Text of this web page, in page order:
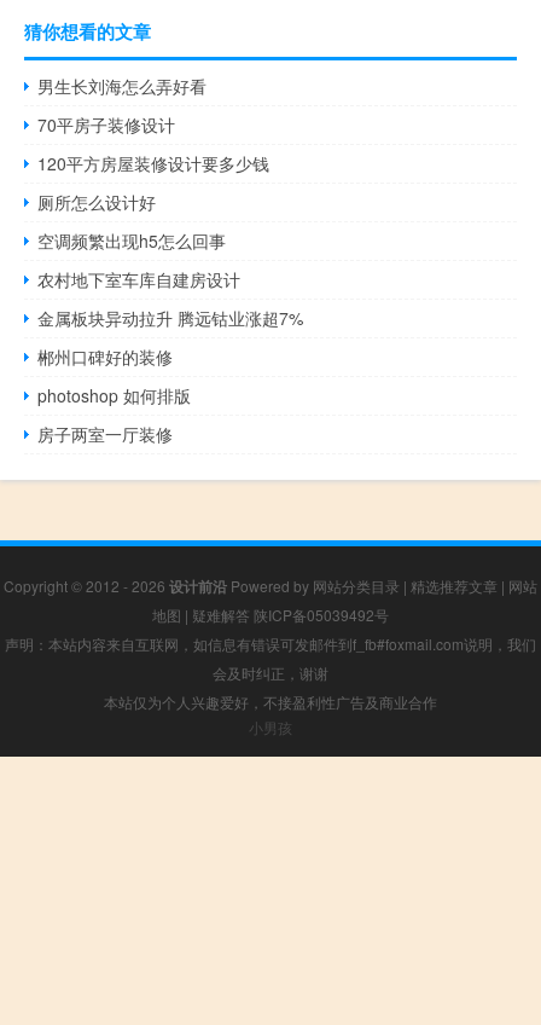
猜你想看的文章
男生长刘海怎么弄好看
70平房子装修设计
120平方房屋装修设计要多少钱
厕所怎么设计好
空调频繁出现h5怎么回事
农村地下室车库自建房设计
金属板块异动拉升 腾远钴业涨超7%
郴州口碑好的装修
photoshop 如何排版
房子两室一厅装修
Copyright © 2012 - 2026 设计前沿 Powered by 网站分类目录 | 精选推荐文章 | 网站
地图 | 疑难解答 陕ICP备05039492号
声明：本站内容来自互联网，如信息有错误可发邮件到f_fb#foxmail.com说明，我们
会及时纠正，谢谢
本站仅为个人兴趣爱好，不接盈利性广告及商业合作
小男孩